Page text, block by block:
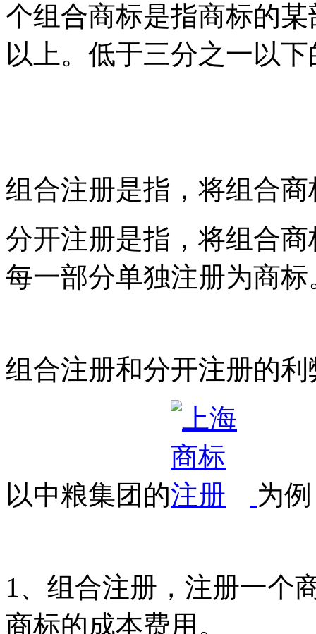
个组合商标是指商标的
以上。低于三分之一以
组合注册是指，将组合
分开注册是指，将组合
每一部分单独注册为商标
组合注册和分开注册的利
以中粮集团的 为
1、组合注册，注册一个
商标的成本费用。